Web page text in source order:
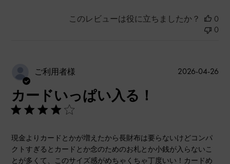
このレビューは役に立ちましたか？
0
0
ご利用者様
カードいっぱい入る！
現金よりカードとかが増えたから長財布は要らないけどコンパ
クトすぎるとカードとか念のためのお札とか小銭が入らないこ
とが多くて、このサイズ感がめちゃくちゃ丁度いい！カードめ
公
2026-04-26